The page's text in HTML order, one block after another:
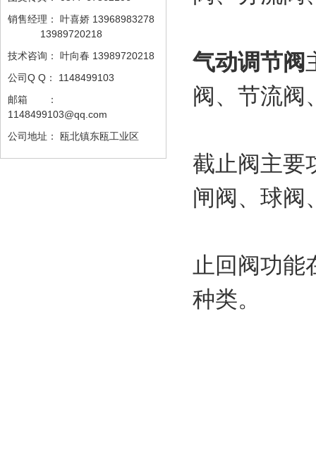
销售经理： 叶喜娇 13968983278
13989720218
技术咨询： 叶向春 13989720218
公司Q Q： 1148499103
邮箱 ：
1148499103@qq.com
公司地址： 瓯北镇东瓯工业区
气动调节阀
阀、节流阀
截止阀主要
闸阀、球阀
止回阀功
种类。